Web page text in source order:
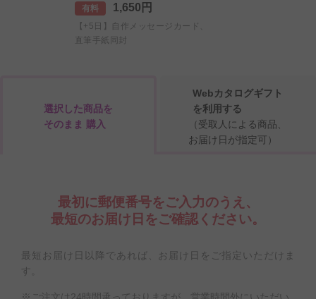
有料 1,650円
【+5日】自作メッセージカード、
直筆手紙同封
選択した商品を
そのまま 購入
Webカタログギフト
を利用する
（受取人による商品、
お届け日が指定可）
最初に郵便番号をご入力のうえ、
最短のお届け日をご確認ください。
最短お届け日以降であれば、お届け日をご指定いただけま
す。
※ご注文は24時間承っておりますが、営業時間外にいただい